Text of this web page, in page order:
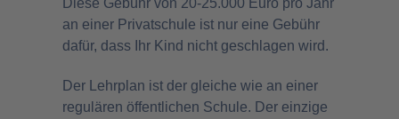
Diese Gebühr von 20-25.000 Euro pro Jahr
an einer Privatschule ist nur eine Gebühr
dafür, dass Ihr Kind nicht geschlagen wird.
Der Lehrplan ist der gleiche wie an einer
regulären öffentlichen Schule. Der einzige